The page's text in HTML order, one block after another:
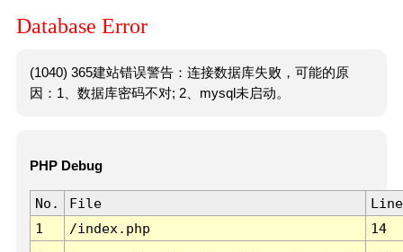
Database Error
(1040) 365建站错误警告：连接数据库失败，可能的原
因：1、数据库密码不对; 2、mysql未启动。
PHP Debug
No. File
Line
1
/index.php 14